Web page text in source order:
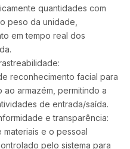
quantidades com
peso da unidade,
em tempo real dos
reconhecimento facial para
armazém, permitindo a
de entrada/saída.
e transparência:
e o pessoal
pelo sistema para